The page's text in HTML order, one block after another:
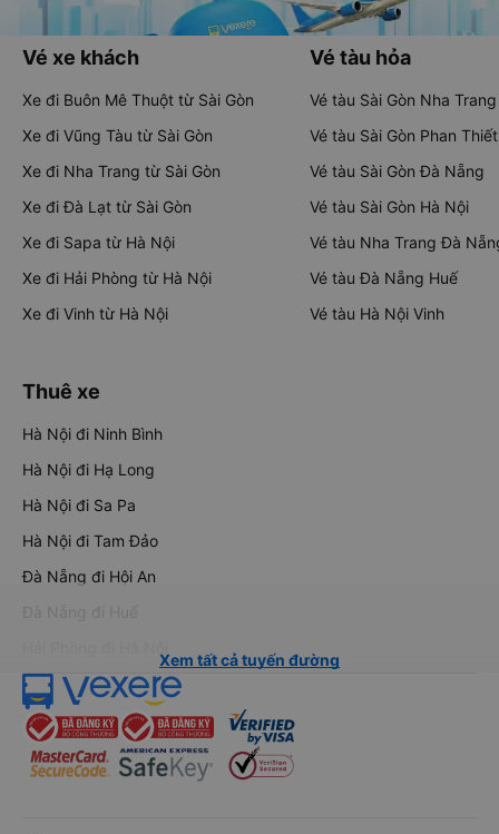
Vé xe khách
Xe đi Buôn Mê Thuột từ Sài Gòn
Xe đi Vũng Tàu từ Sài Gòn
Xe đi Nha Trang từ Sài Gòn
Xe đi Đà Lạt từ Sài Gòn
Xe đi Sapa từ Hà Nội
Xe đi Hải Phòng từ Hà Nội
Xe đi Vinh từ Hà Nội
Vé tàu hỏa
Vé tàu Sài Gòn Nha Trang
Vé tàu Sài Gòn Phan Thiết
Vé tàu Sài Gòn Đà Nẵng
Vé tàu Sài Gòn Hà Nội
Vé tàu Nha Trang Đà
Vé tàu Đà Nẵng Huế
Vé tàu Hà Nội Vinh
Thuê xe
Hà Nội đi Ninh Bình
Hà Nội đi Hạ Long
Hà Nội đi Sa Pa
Hà Nội đi Tam Đảo
Đà Nẵng đi Hội An
Đà Nẵng đi Huế
Xem tất cả tuyến đường